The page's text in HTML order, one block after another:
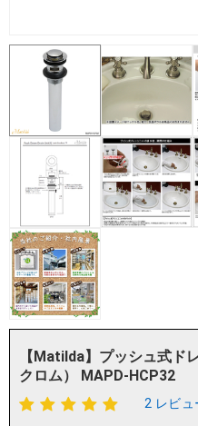
【Matilda】プッシュ式ド
クロム） MAPD-HCP32
2 レビュ